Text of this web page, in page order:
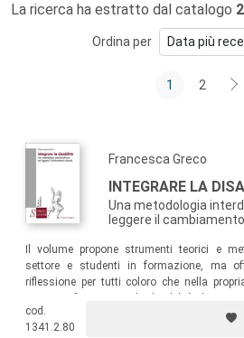
La ricerca ha estratto dal catalogo
Ordina per
1 2
Francesca Greco
INTEGRARE LA
Una metodologia
leggere il
Il volume propone strumenti teorici e
settore e studenti in formazione, ma
riflessione per tutti coloro che nella
persona cara e sono interessati a
considerare l’integrazione.
cod.
1341.2.80